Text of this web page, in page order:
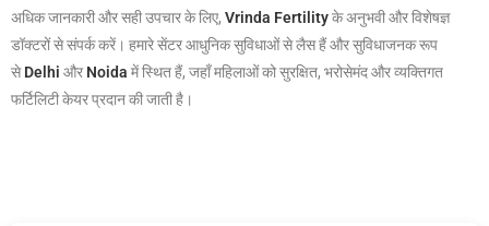
अधिक जानकारी और सही उपचार के लिए, Vrinda Fertilityके अनुभवी और विशेषज्ञ
डॉक्टरों से संपर्क करें। हमारे सेंटर आधुनिक सुविधाओं से लैस हैं और सुविधाजनक रूप
सेDelhi और Noida में स्थित हैं, जहाँ महिलाओं को सुरक्षित, भरोसेमंद और व्यक्तिगत
फर्टिलिटी केयर प्रदान की जाती है।